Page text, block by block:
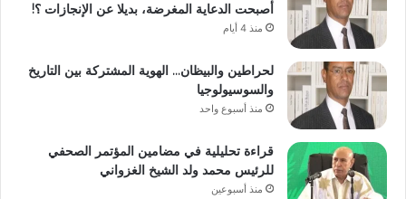
أصبحت الدعاية المغرضة، بديلا عن الإنجازات ؟!
منذ 4 أيام
لحراطين والبيظان… الهوية المشتركة بين التاريخ
والسوسيولوجيا
منذ أسبوع واحد
قراءة تحليلية في مضامين المؤتمر الصحفي
للرئيس محمد ولد الشيخ الغزواني
منذ أسبوعين